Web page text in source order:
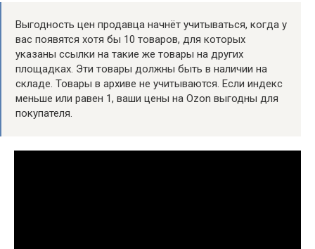
Выгодность цен продавца начнёт учитываться, когда у
вас появятся хотя бы 10 товаров, для которых
указаны ссылки на такие же товары на других
площадках. Эти товары должны быть в наличии на
складе. Товары в архиве не учитываются. Если индекс
меньше или равен 1, ваши цены на Ozon выгодны для
покупателя.